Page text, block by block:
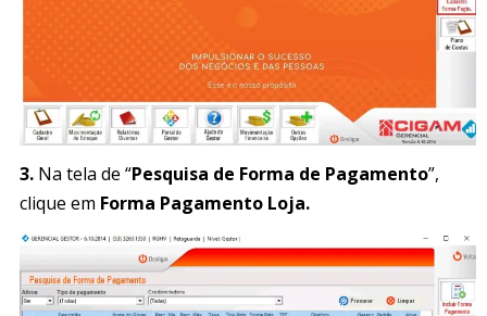
3. Na tela de “Pesquisa de Forma de Pagamento”,
clique em Forma Pagamento Loja.